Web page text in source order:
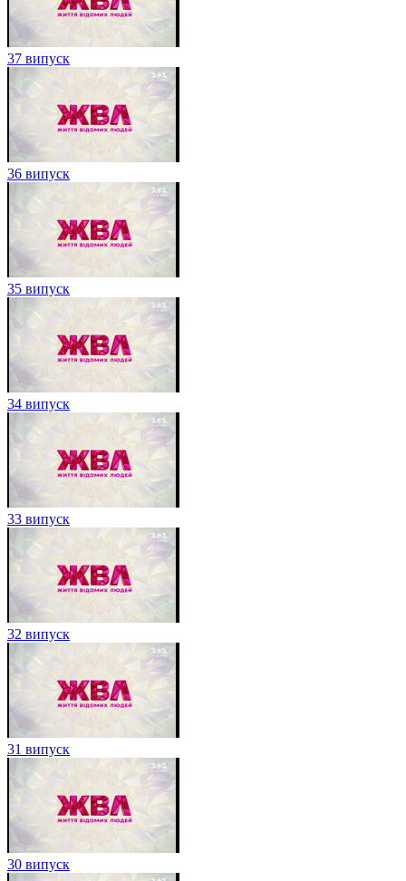
37 випуск
36 випуск
35 випуск
34 випуск
33 випуск
32 випуск
31 випуск
30 випуск